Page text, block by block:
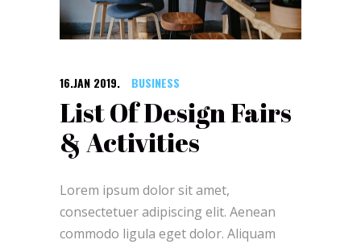
16.JAN 2019. BUSINESS
List Of Design Fairs
& Activities
Lorem ipsum dolor sit amet,
consectetuer adipiscing elit. Aenean
commodo ligula eget dolor. Aliquam